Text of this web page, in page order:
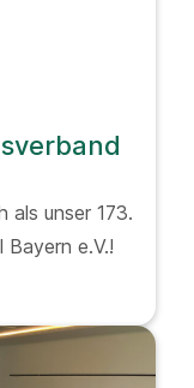
als unser 173.
e.V.!